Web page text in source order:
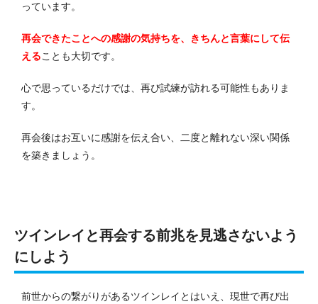
っています。
再会できたことへの感謝の気持ちを、きちんと言葉にして伝
えることも大切です。
心で思っているだけでは、再び試練が訪れる可能性もありま
す。
再会後はお互いに感謝を伝え合い、二度と離れない深い関係
を築きましょう。
ツインレイと再会する前兆を見逃さないよう
にしよう
前世からの繋がりがあるツインレイとはいえ、現世で再び出